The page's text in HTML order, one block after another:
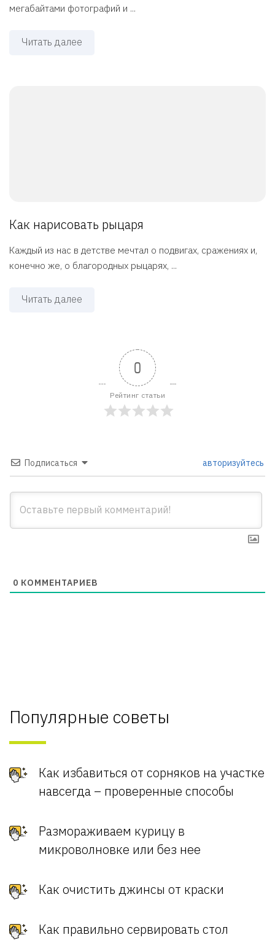
мегабайтами фотографий и ...
Читать далее
Как нарисовать рыцаря
Каждый из нас в детстве мечтал о подвигах, сражениях и,
конечно же, о благородных рыцарях, ...
Читать далее
0
Рейтинг статьи
Подписаться авторизуйтесь
0 КОММЕНТАРИЕВ
Популярные советы
Как избавиться от сорняков на участке
навсегда – проверенные способы
Размораживаем курицу в
микроволновке или без нее
Как очистить джинсы от краски
Как правильно сервировать стол